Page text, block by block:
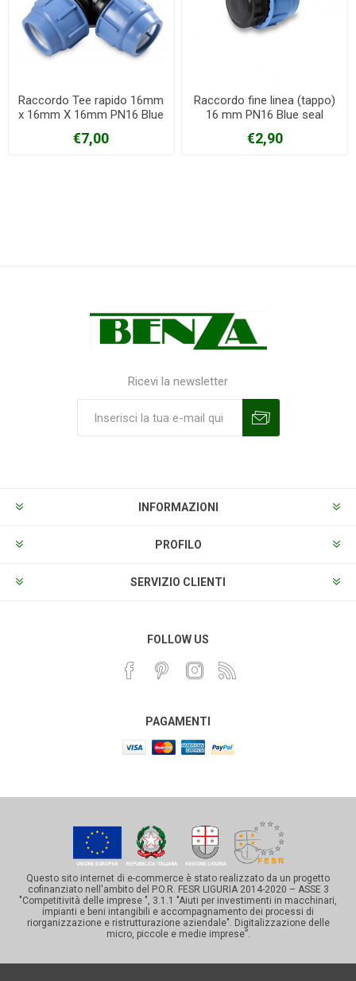
Raccordo Tee rapido 16mm
x 16mm X 16mm PN16 Blue
€7,00
Raccordo fine linea (tappo)
16 mm PN16 Blue seal
€2,90
Ricevi la newsletter
INFORMAZIONI
PROFILO
SERVIZIO CLIENTI
FOLLOW US
PAGAMENTI
Questo sito internet di e-commerce è stato realizzato da un progetto
cofinanziato nell'ambito del P.O.R. FESR LIGURIA 2014-2020 – ASSE 3
"Competitività delle imprese ", 3.1.1 "Aiuti per investimenti in macchinari,
impianti e beni intangibili e accompagnamento dei processi di
riorganizzazione e ristrutturazione aziendale". Digitalizzazione delle
micro, piccole e medie imprese”.